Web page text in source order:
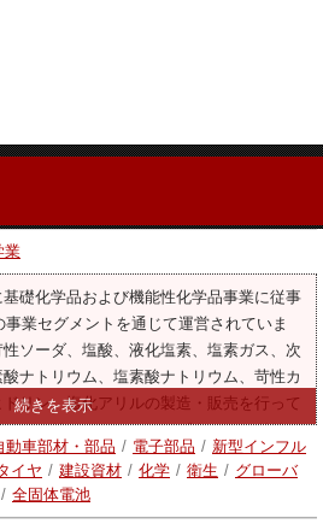
業
礎化学品および機能性化学品事業に従事
業セグメントを通じて運営されていま
ソーダ、塩酸、液化塩素、塩素ガス、次
ナトリウム、塩素酸ナトリウム、苛性カ
リン、塩化アリルの製造・販売を行って
、アリルエーテル、エピクロルヒドリン
）樹脂、省エネタイヤ改質剤等の製
ルスケア事業は、医薬品精製原料、分析
動車部材・部品 / 電子部品 / 新型インフル
イヤ / 建設資材 / 化学 / 衛生 / グローバ
/ 全固体電池